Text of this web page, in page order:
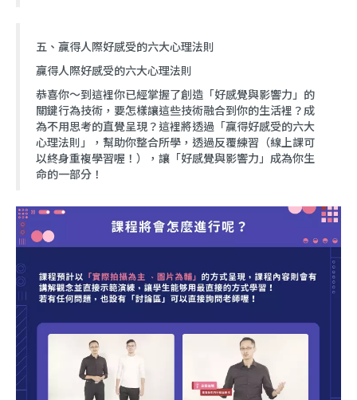
五、贏得人際好感受的六大心理法則
贏得人際好感受的六大心理法則
恭喜你～到這裡你已經掌握了創造「好感覺與影響力」的
關鍵行為技術，要怎樣讓這些技術融合到你的生活裡？成
為不用思考的直覺呈現？這裡將透過「贏得好感受的六大
心理法則」，幫助你整合所學，透過反覆練習（線上課可
以終身重複學習喔！），讓「好感覺與影響力」成為你生
命的一部分！